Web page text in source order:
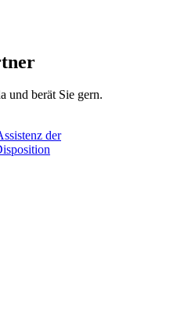
und berät Sie gern.